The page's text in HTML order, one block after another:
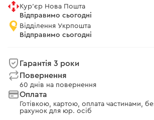
Кур'єр Нова Пошта
Відправимо сьогодні
Відділення Укрпошта
Відправимо сьогодні
Гарантія 3 роки
Повернення
60 днів на повернення
Оплата
Готівкою, картою, оплата частинами,
рахунок для юр. осіб